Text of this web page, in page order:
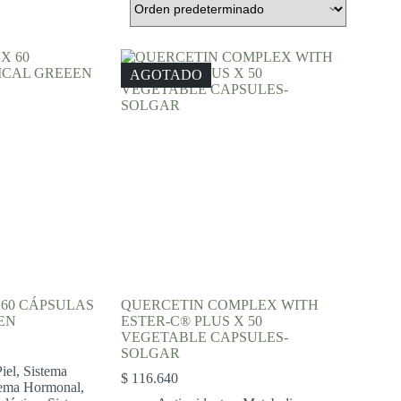
CÁPSULAS
, Sistema
Hormonal,
AGOTADO
QUERCETIN COMPLEX WITH
ESTER-C® PLUS X 50
VEGETABLE CAPSULES-
SOLGAR
$ 116.640